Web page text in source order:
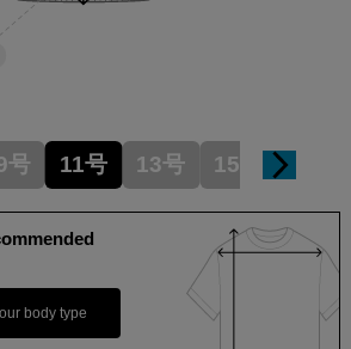
号 11号 13号 15号
body type